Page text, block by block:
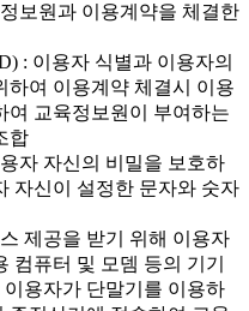
보원과 이용계약을 체결한
: 이용자 식별과 이용자의
하여 이용계약 체결시 이용
여 교육정보원이 부여하는
합
자 자신의 비밀을 보호하
자신이 설정한 문자와 숫자
제공을 받기 위해 이용자
컴퓨터 및 모뎀 등의 기기
용자가 단말기를 이용하